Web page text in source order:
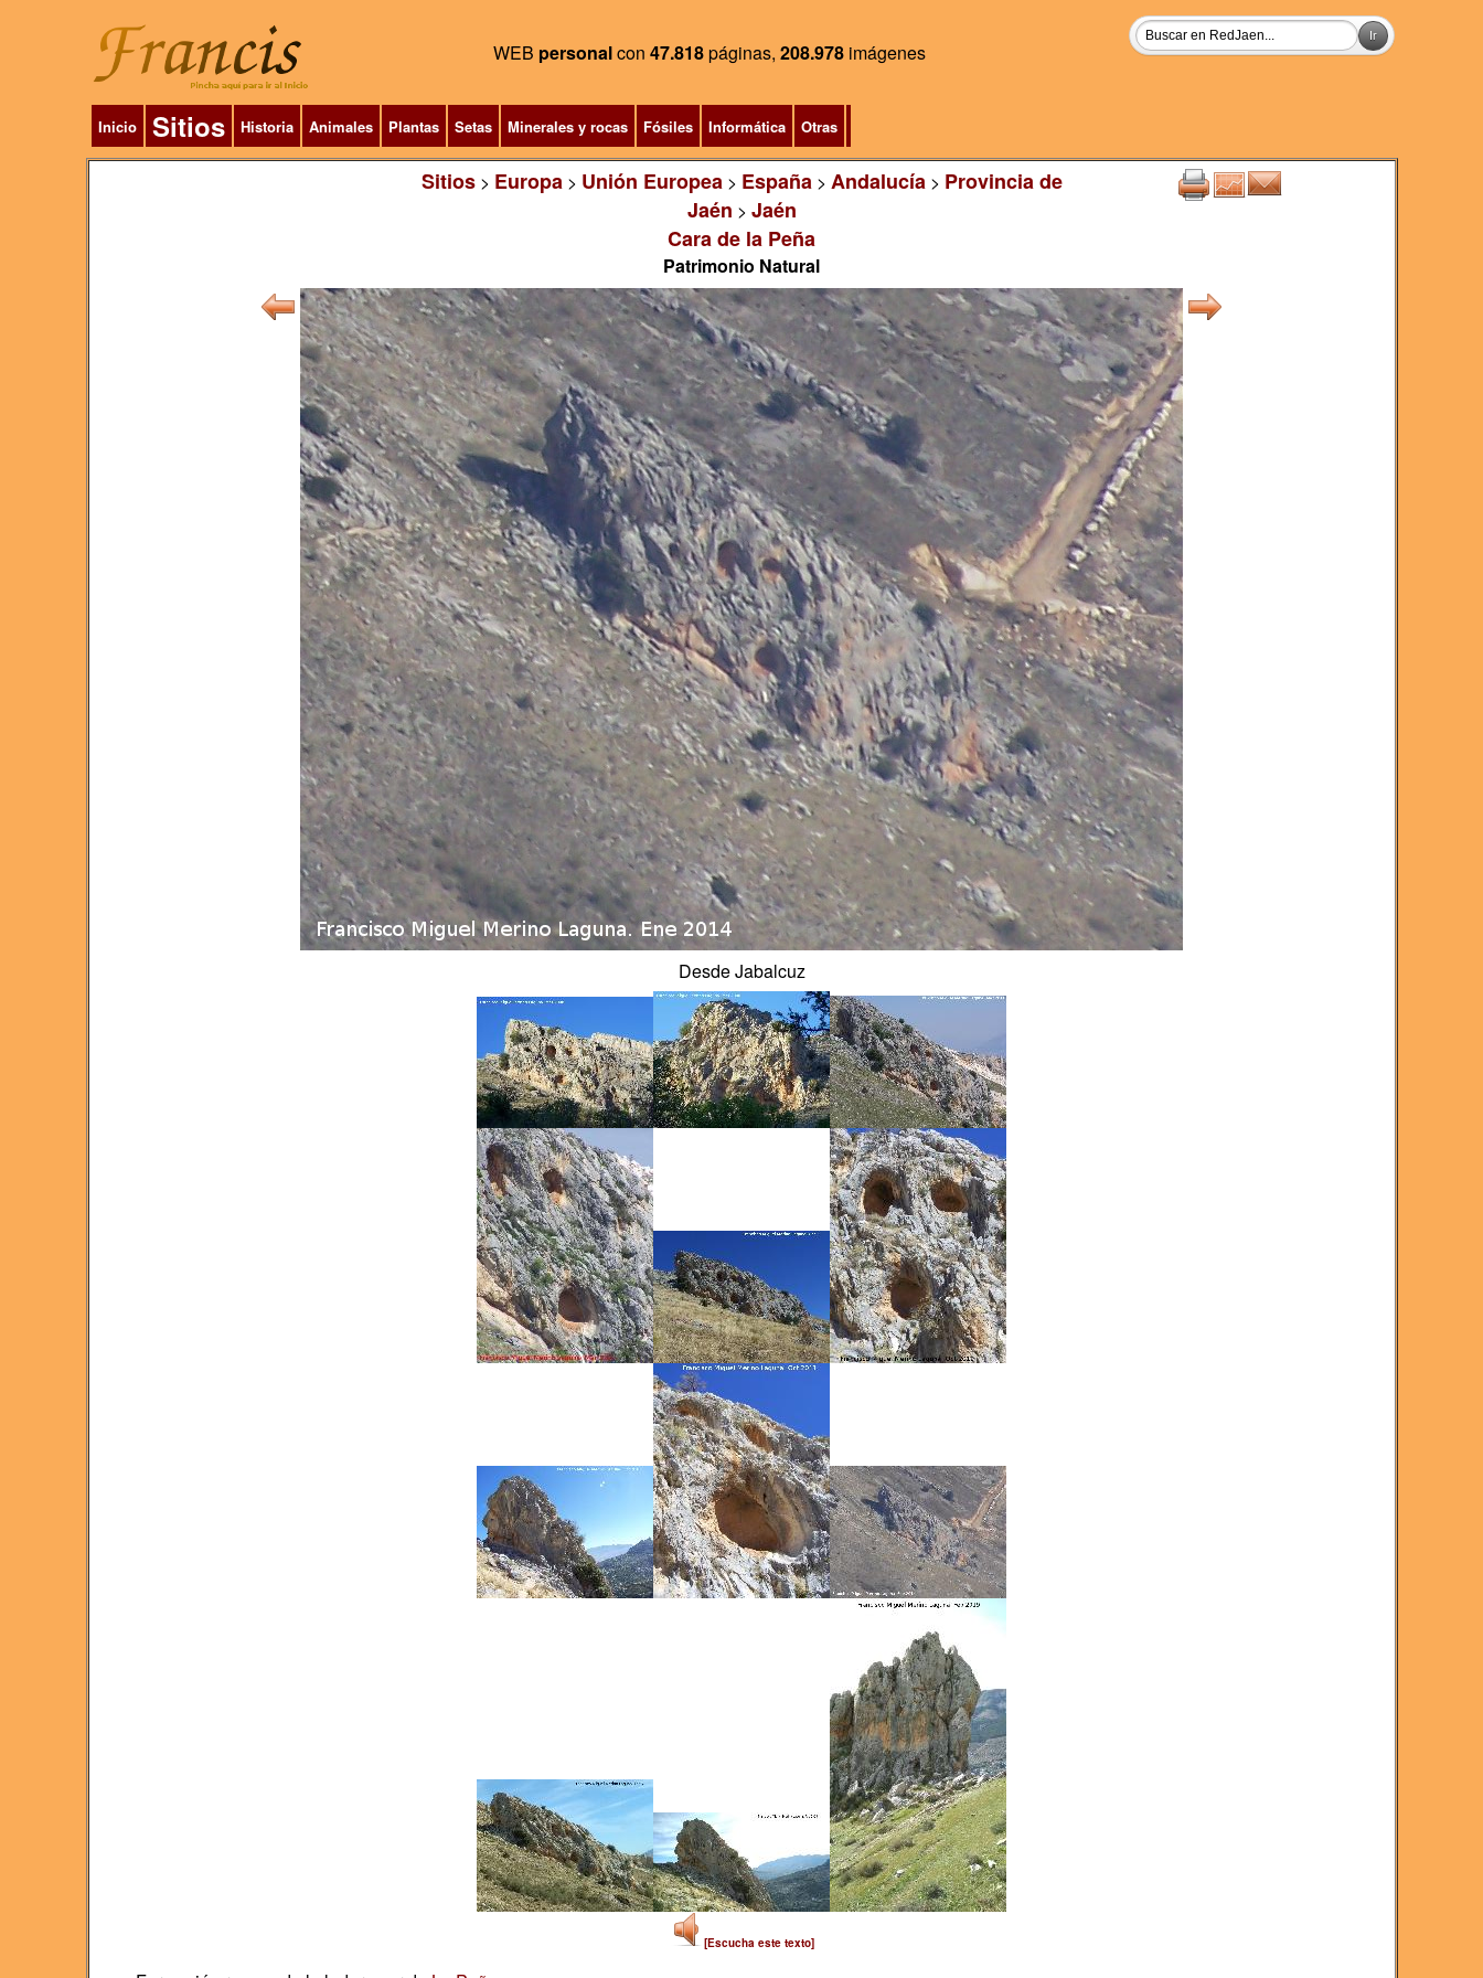
WEB personalcon 47.818páginas, 208.978 imágenes
Inicio Sitios Historia Animales Plantas Setas Minerales y rocas Fósiles Informática Otras
Sitios> Europa> Unión Europea> España> Andalucía> Provincia de
Jaén > Jaén
Cara de la Peña
Patrimonio Natural
Desde Jabalcuz
[Escucha este texto]